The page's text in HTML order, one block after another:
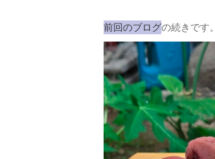
前回のブログの続きです。